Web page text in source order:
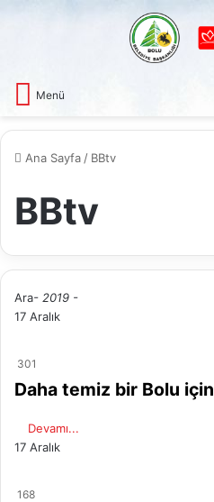
Menü
Ana Sayfa / BBtv
BBtv
Ara- 2019 -
17 Aralık
301
Daha temiz bir Bolu için
Devamı...
17 Aralık
168